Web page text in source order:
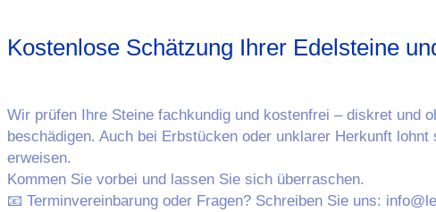
Kostenlose Schätzung Ihrer Edelsteine
Wir prüfen Ihre Steine fachkundig und kostenfrei – diskret und
beschädigen. Auch bei Erbstücken oder unklarer Herkunft
erweisen.
Kommen Sie vorbei und lassen Sie sich überraschen.
📧 Terminvereinbarung oder Fragen? Schreiben Sie uns: